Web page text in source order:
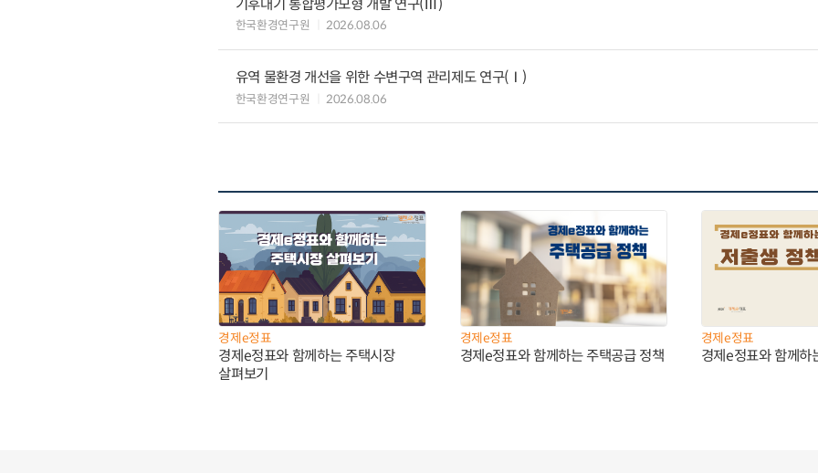
기후대기 통합평가모형 개발 연구(Ⅲ)
한국환경연구원 2026.08.06
유역 물환경 개선을 위한 수변구역 관리제도 연구(Ⅰ)
한국환경연구원 2026.08.06
경제e정표
경제e정표와 함께하는 주택시장
살펴보기
경제e정표
경제e정표와 함께하는 주택공급 정책
경제e정표
경제e정표와 함께하